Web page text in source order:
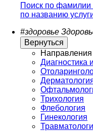
Поиск по фамилии
по названию
#здоровье
Вернуться
Направления
Диагностика
Трихология
Флебология
Гинекология